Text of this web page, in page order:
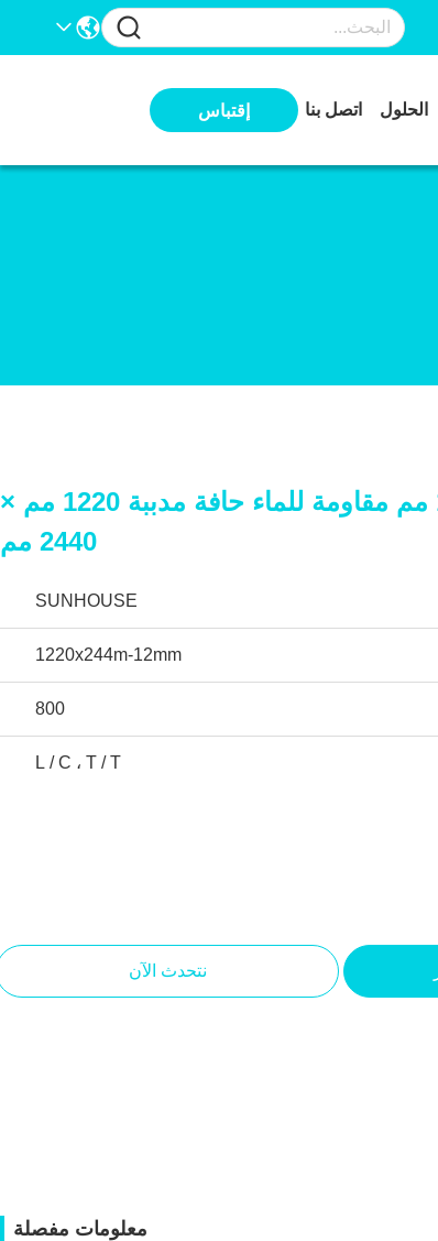
الحلول اتصل بنا إقتباس
ورقة جبس سميكة 15 مم مقاومة للماء حافة مدببة 1220 مم ×
2440 مم
SUNHOUSE
1220x244m-12mm
800
L / C ، T / T
نتحدث الآن
معلومات مفصلة